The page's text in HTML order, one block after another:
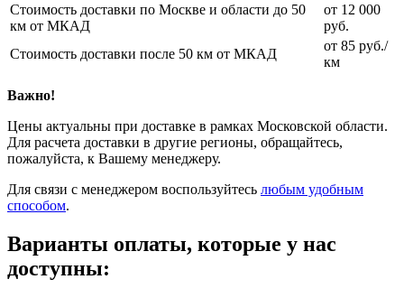
Стоимость доставки по Москве и области до 50
км от МКАД
от 12 000
руб.
Стоимость доставки после 50 км от МКАД
от 85 руб./
км
Важно!
Цены актуальны при доставке в рамках Московской области.
Для расчета доставки в другие регионы, обращайтесь,
пожалуйста, к Вашему менеджеру.
Для связи с менеджером воспользуйтесь любым удобным
способом.
Варианты оплаты, которые у нас
доступны: